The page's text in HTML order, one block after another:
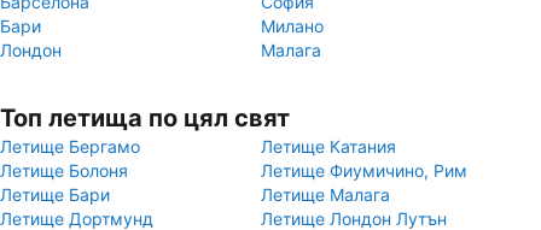
Бари
Милано
Лондон
Малага
Топ летища по цял свят
Летище Бергамо
Летище Катания
Летище Болоня
Летище Фиумичино, Рим
Летище Бари
Летище Малага
Летище Дортмунд
Летище Лондон Лутън